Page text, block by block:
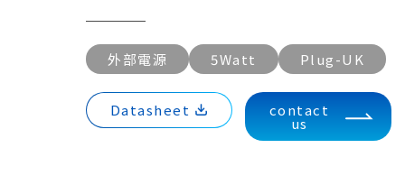
外部電源 5Watt Plug-UK
Datasheet contact
us